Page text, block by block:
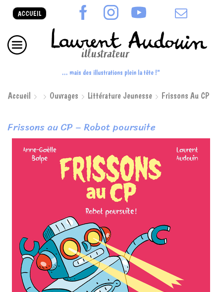
ACCUEIL
... mais des illustrations plein la tête !"
Accueil Ouvrages Littérature Jeunesse Frissons Au CP
Frissons au CP – Robot poursuite